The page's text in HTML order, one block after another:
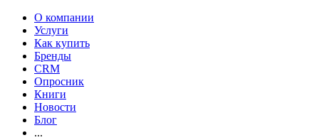
О компании
Услуги
Как купить
Бренды
CRM
Опросник
Книги
Новости
Блог
...